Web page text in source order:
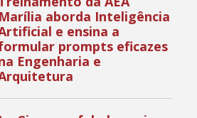
Marília aborda Inteligência
e ensina a
prompts eficazes
Engenharia e